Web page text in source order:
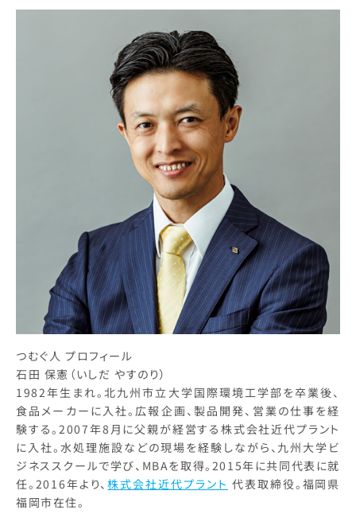
つむぐ人 プロフィール
石田 保憲（いしだ やすのり）
1982年生まれ。北九州市立大学国際環境工学部を卒業後、
食品メーカーに入社。広報企画、製品開発、営業の仕事を経
験する。2007年8月に父親が経営する株式会社近代プラント
に入社。水処理施設などの現場を経験しながら、九州大学ビ
ジネススクールで学び、MBAを取得。2015年に共同代表に就
任。2016年より、株式会社近代プラント 代表取締役。福岡県
福岡市在住。